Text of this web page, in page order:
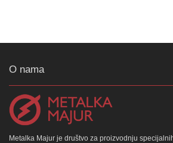
O nama
Metalka Majur je društvo za proizvodnju